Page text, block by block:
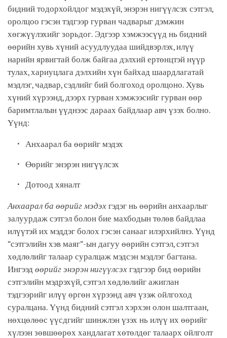
бидний тодорхойлдог мэдэхүй, энэрэн нигүүлсэх сэтгэл,
оролцоо гэсэн тэдгээр гурван чадварыг дэмжин
хөгжүүлэхийг зорьдог. Эдгээр хэмжээсүүд нь бидний
өөрийн хувь хүний асуудлуудаа шийдвэрлэх, илүү
нарийн ярвигтай болж байгаа дэлхий ертөнцтэй нүүр
тулах, хариуцлага дэлхийн хүн байхад шаардлагатай
мэдлэг, чадвар, сэдлийг бий болгоход оролцоно. Хувь
хүний хүрээнд, дээрх гурван хэмжээсийг гурван өөр
баримтлалын үүднээс дараах байдлаар авч үзэх болно.
Үүнд:
Анхаарал ба өөрийг мэдэх
Өөрийг энэрэн нигүүлсэх
Дотоод хяналт
Анхаарал ба өөрийг мэдэх гэдэг нь өөрийн анхаарлыг
залуурдаж сэтгэл болон бие махбодын төлөв байдлаа
илүүтэй их мэддэг болох гэсэн санааг илэрхийлнэ. Үүнд
“сэтгэлийн хэв маяг”-ын дагуу өөрийн сэтгэл, сэтгэл
хөдлөлийг талаар суралцаж мэдсэн мэдлэг багтана.
Ингээд өөрийг энэрэн нигүүлсэх гэдгээр бид өөрийн
сэтгэлийн мэдрэхүй, сэтгэл хөдлөлийг ажиглан
тэдгээрийг илүү өргөн хүрээнд авч үзэж ойлгоход
суралцана. Үүнд бидний сэтгэл хэрхэн олон шалтгаан,
нөхцөлөөс үүсдгийг шинжлэн үзэх нь илүү их өөрийг
хүлээн зөвшөөрөх хандлагат хөтөлдөг талаарх ойлголт